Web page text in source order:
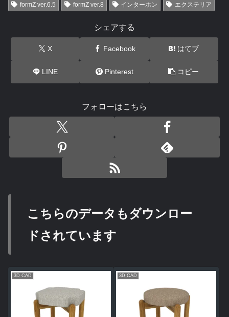
formZ ver.6.5
formZ ver.8 インターホン エクステリア
シェアする
X Facebook はてブ
LINE Pinterest コピー
フォローはこちら
こちらのデータもダウンロー
ドされています
3D CAD 3D CAD